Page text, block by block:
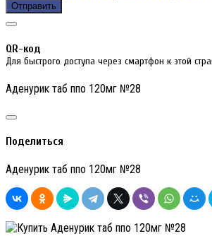
Отправить
QR-код
Для быстрого доступа через смартфон к этой
Аденурик таб ппо 120мг №28
Поделиться
Аденурик таб ппо 120мг №28